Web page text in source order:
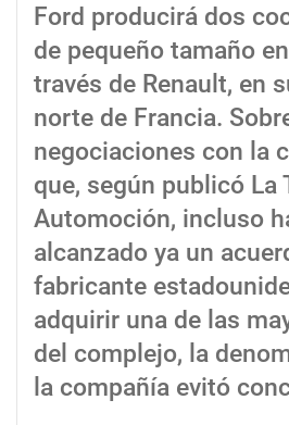
Ford producirá dos
de pequeño tamaño
través de Renault, en
norte de Francia.
negociaciones con la
que, según publicó La
Automoción, incluso
alcanzado ya un
fabricante
adquirir una de las
del complejo, la
la compañía evitó